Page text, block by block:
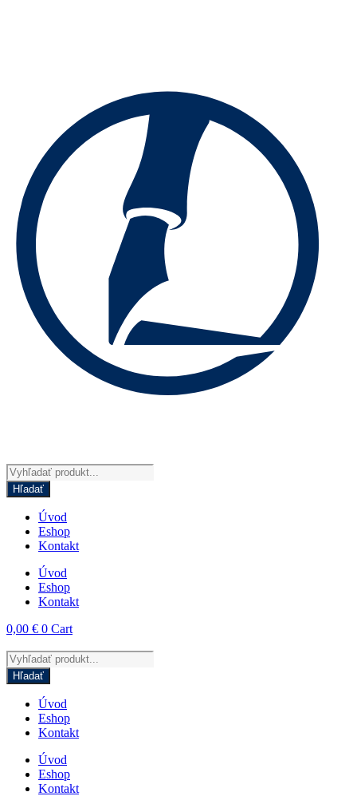
Products
search
Hľadať
Úvod
Eshop
Kontakt
Úvod
Eshop
Kontakt
0,00 € 0 Cart
Products
search
Hľadať
Úvod
Eshop
Kontakt
Úvod
Eshop
Kontakt